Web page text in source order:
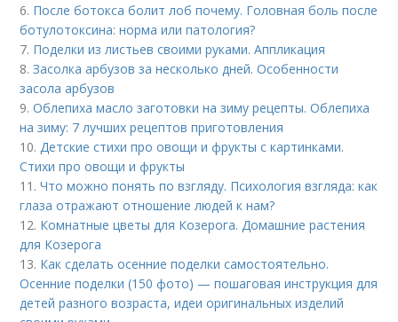
6. После ботокса болит лоб почему. Головная боль после
ботулотоксина: норма или патология?
7. Поделки из листьев своими руками. Аппликация
8.Засолка арбузов за несколько дней. Особенности
засола арбузов
9.Облепиха масло заготовки на зиму рецепты. Облепиха
на зиму: 7 лучших рецептов приготовления
10.Детские стихи про овощи и фрукты с картинками.
Стихи про овощи и фрукты
11.Что можно понять по взгляду. Психология взгляда: как
глаза отражают отношение людей к нам?
12. Комнатные цветы для Козерога. Домашние растения
для Козерога
13. Как сделать осенние поделки самостоятельно.
Осенние поделки (150 фото) — пошаговая инструкция для
детей разного возраста, идеи оригинальных изделий